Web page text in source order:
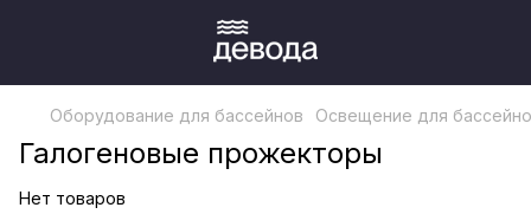
Оборудование для бассейнов Освещение для
Галогеновые прожекторы
Нет товаров